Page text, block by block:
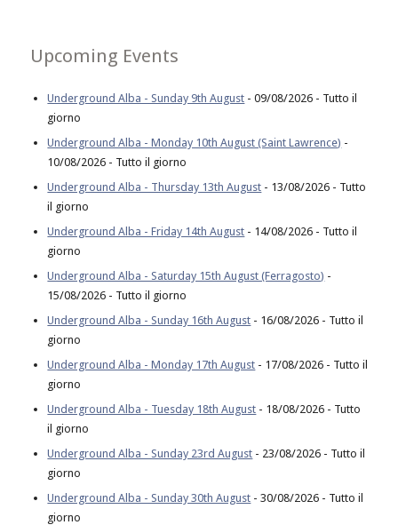
Upcoming Events
Underground Alba - Sunday 9th August - 09/08/2026 - Tutto il
giorno
Underground Alba - Monday 10th August (Saint Lawrence) -
10/08/2026 - Tutto il giorno
Underground Alba - Thursday 13th August - 13/08/2026 - Tutto
il giorno
Underground Alba - Friday 14th August - 14/08/2026 - Tutto il
giorno
Underground Alba - Saturday 15th August (Ferragosto) -
15/08/2026 - Tutto il giorno
Underground Alba - Sunday 16th August - 16/08/2026 - Tutto il
giorno
Underground Alba - Monday 17th August - 17/08/2026 - Tutto il
giorno
Underground Alba - Tuesday 18th August - 18/08/2026 - Tutto
il giorno
Underground Alba - Sunday 23rd August - 23/08/2026 - Tutto il
giorno
Underground Alba - Sunday 30th August - 30/08/2026 - Tutto il
giorno